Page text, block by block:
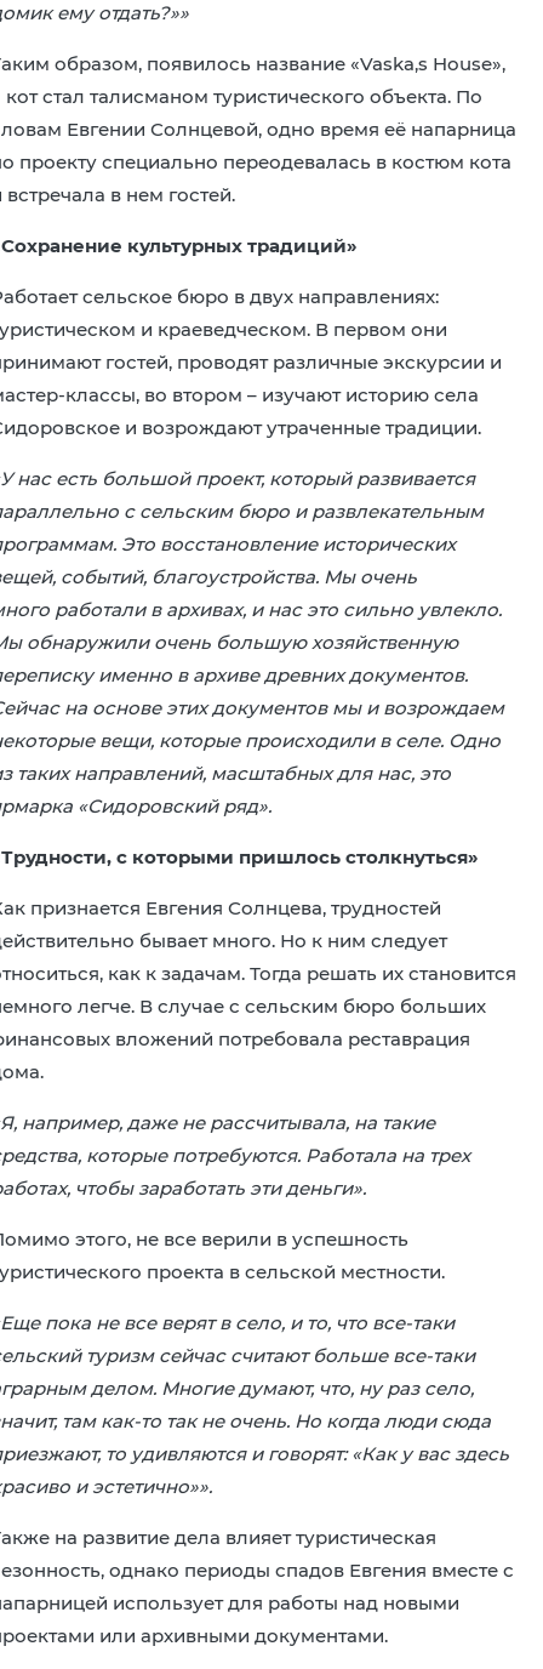
ему отдать?»»
образом, появилось название «Vaska,s House»,
кот стал талисманом туристического объекта. По
Евгении Солнцевой, одно время её напарница
проекту специально переодевалась в костюм кота
встречала в нем гостей.
культурных традиций»
сельское бюро в двух направлениях:
и краеведческом. В первом они
гостей, проводят различные экскурсии и
классы, во втором – изучают историю села
и возрождают утраченные традиции.
нас есть большой проект, который развивается
с сельским бюро и развлекательным
Это восстановление исторических
событий, благоустройства. Мы очень
работали в архивах, и нас это сильно увлекло.
обнаружили очень большую хозяйственную
именно в архиве древних документов.
на основе этих документов мы и возрождаем
вещи, которые происходили в селе. Одно
таких направлений, масштабных для нас, это
«Сидоровский ряд».
с которыми пришлось столкнуться»
признается Евгения Солнцева, трудностей
бывает много. Но к ним следует
как к задачам. Тогда решать их становится
легче. В случае с сельским бюро больших
вложений потребовала реставрация
например, даже не рассчитывала, на такие
которые потребуются. Работала на трех
чтобы заработать эти деньги».
этого, не все верили в успешность
проекта в сельской местности.
пока не все верят в село, и то, что все-таки
туризм сейчас считают больше все-таки
делом. Многие думают, что, ну раз село,
там как-то так не очень. Но когда люди сюда
то удивляются и говорят: «Как у вас здесь
и эстетично»».
на развитие дела влияет туристическая
однако периоды спадов Евгения вместе с
использует для работы над новыми
или архивными документами.